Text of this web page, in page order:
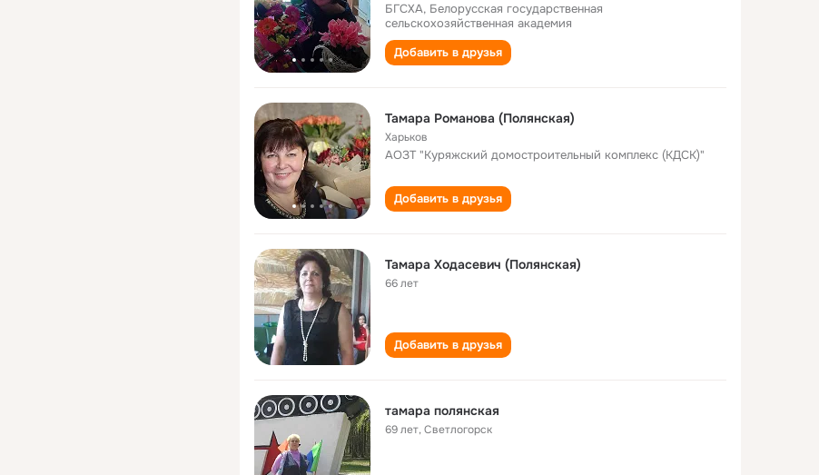
БГСХА, Белорусская государственная
сельскохозяйственная академия
Добавить в друзья
Тамара Романова (Полянская)
Харьков
АОЗТ "Куряжский домостроительный комплекс (КДСК)"
Добавить в друзья
Тамара Ходасевич (Полянская)
66 лет
Добавить в друзья
тамара полянская
69 лет,Светлогорск